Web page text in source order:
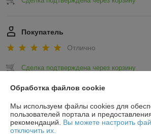
Покупатель
Отлично
Сделка подтверждена через корзину
Показать все отзывы
О нас
Обработка файлов cookie
Мы используем файлы cookies для
пользователей портала и
рекомендаций. Вы можете настроить
отключить их.